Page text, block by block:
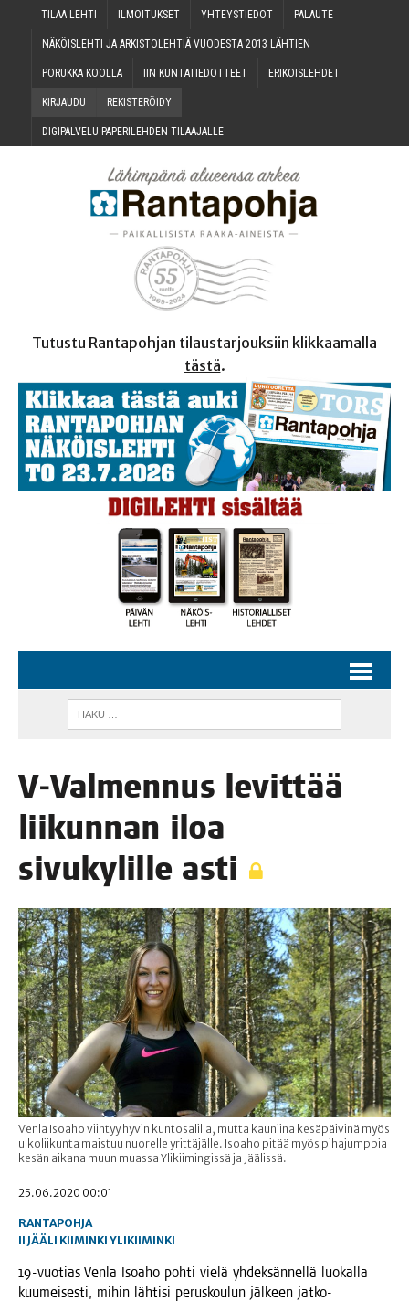
TILAA LEH­TI ILMOI­TUK­SET YHTEYS­TIE­DOT PALAU­TE
NÄKÖIS­LEH­TI JA ARKIS­TO­LEH­TIÄ VUO­DES­TA 2013 LÄHTIEN
PORUK­KA KOOLLA IIN KUN­TA­TIE­DOT­TEET ERI­KOIS­LEH­DET
KIR­JAU­DU REKIS­TE­RÖI­DY
DIGI­PAL­VE­LU PAPE­RI­LEH­DEN TILAAJALLE
Tutustu Rantapohjan tilaustarjouksiin klikkaamalla
tästä.
V‑Valmennus levit­tää
lii­kun­nan iloa
sivu­ky­lil­le asti
Venla Isoaho viihtyy hyvin kuntosalilla, mutta kauniina kesäpäivinä myös
ulkoliikunta maistuu nuorelle yrittäjälle. Isoaho pitää myös pihajumppia
kesän aikana muun muassa Ylikiimingissä ja Jäälissä.
25.06.2020 00:01
RANTAPOHJA
II JÄÄLI KIIMINKI YLIKIIMINKI
19-vuo­tias Ven­la Isoa­ho poh­ti vie­lä yhdek­sän­nel­lä luo­kal­la
kuu­mei­ses­ti, mihin läh­ti­si perus­kou­lun jäl­keen jat­ko-